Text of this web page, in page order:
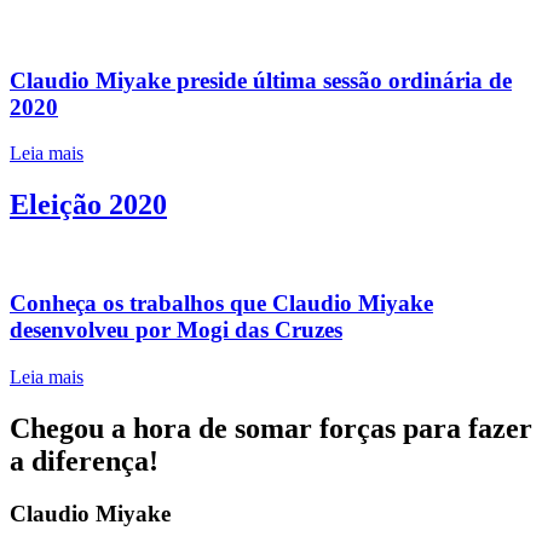
Claudio Miyake preside última sessão ordinária de
2020
Leia mais
Eleição 2020
Conheça os trabalhos que Claudio Miyake
desenvolveu por Mogi das Cruzes
Leia mais
Chegou a hora de somar forças para fazer
a diferença!
Claudio Miyake